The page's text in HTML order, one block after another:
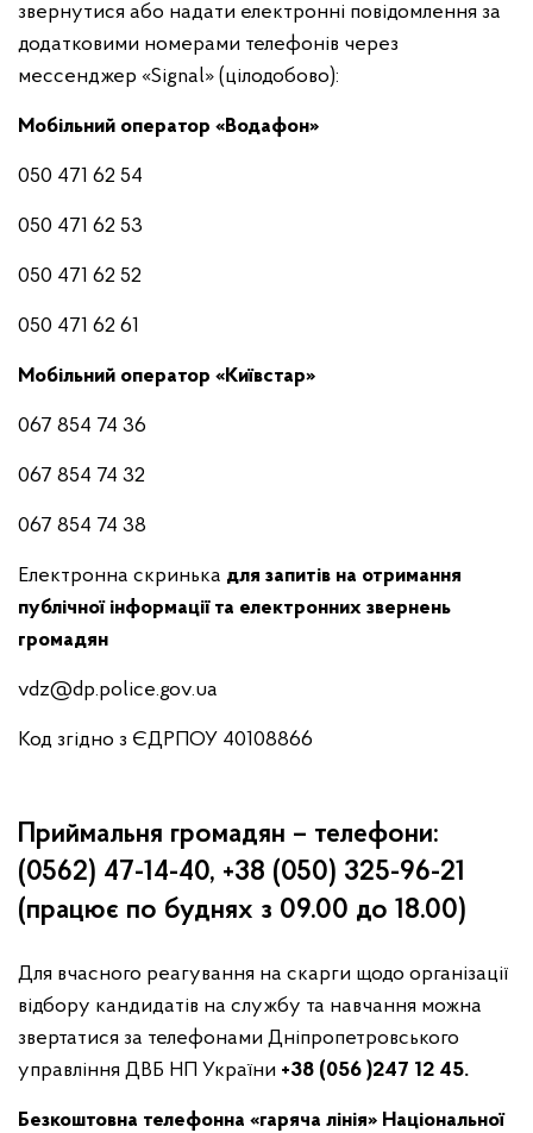
звернутися або надати електронні повідомлення за
додатковими номерами телефонів через
мессенджер «Signal» (цілодобово):
Мобільний оператор «Водафон»
050 471 62 54
050 471 62 53
050 471 62 52
050 471 62 61
Мобільний оператор «Київстар»
067 854 74 36
067 854 74 32
067 854 74 38
Електронна скринька для запитів на отримання
публічної інформації та електронних звернень
громадян
vdz@dp.police.gov.ua
Код згідно з ЄДРПОУ 40108866
Приймальня громадян – телефони:
(0562) 47-14-40, +38 (050) 325-96-21
(працює по буднях з 09.00 до 18.00)
Для вчасного реагування на скарги щодо організації
відбору кандидатів на службу та навчання можна
звертатися за телефонами Дніпропетровського
управління ДВБ НП України +38 (056 )247 12 45.
Безкоштовна телефонна «гаряча лінія» Національної